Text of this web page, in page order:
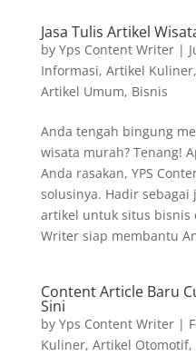
Jasa Tulis Artikel
by Yps Content Writer|
Informasi, Artikel Kuliner,
Artikel Umum, Bisnis
Anda tengah bingung
wisata murah? Tenang!
Anda rasakan, YPS
solusinya. Hadir
artikel untuk situs bisnis
Writer siap membantu
Content Article Baru
Sini
by Yps Content Writer|
Kuliner, Artikel Otomotif,